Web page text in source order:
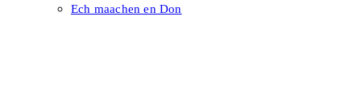
Ech maachen en Don